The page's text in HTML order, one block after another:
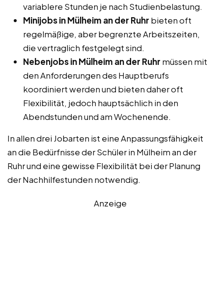
variablere Stunden je nach Studienbelastung.
Minijobs in Mülheim an der Ruhr bieten oft
regelmäßige, aber begrenzte Arbeitszeiten,
die vertraglich festgelegt sind.
Nebenjobs in Mülheim an der Ruhr müssen mit
den Anforderungen des Hauptberufs
koordiniert werden und bieten daher oft
Flexibilität, jedoch hauptsächlich in den
Abendstunden und am Wochenende.
In allen drei Jobarten ist eine Anpassungsfähigkeit
an die Bedürfnisse der Schüler in Mülheim an der
Ruhr und eine gewisse Flexibilität bei der Planung
der Nachhilfestunden notwendig.
Anzeige